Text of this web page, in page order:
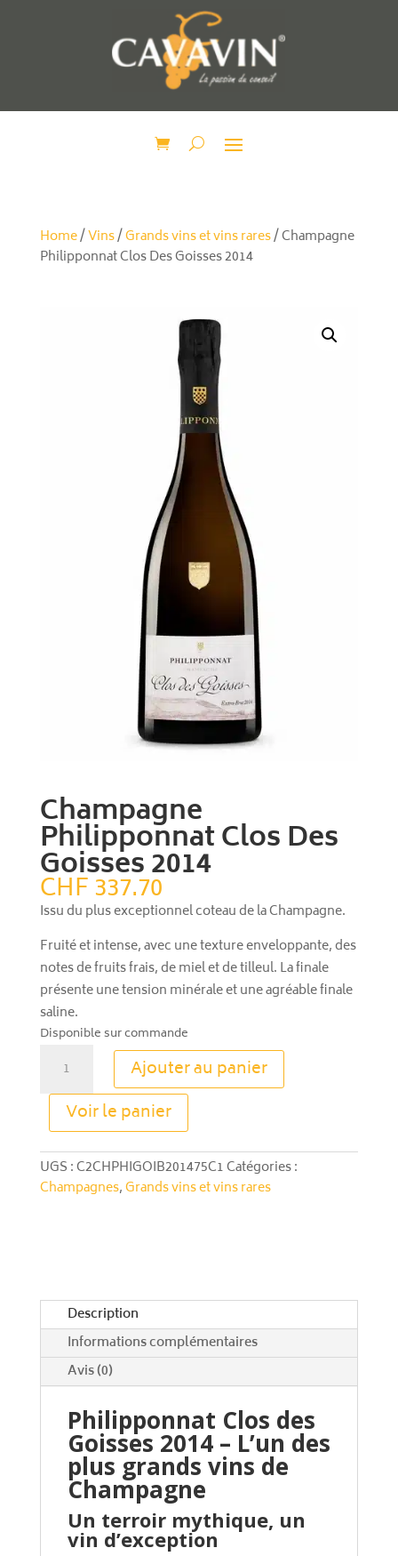
Home/Vins/Grands vins et vins rares/ Champagne
Philipponnat Clos Des Goisses 2014
Champagne
Philipponnat Clos Des
Goisses 2014
CHF337.70
Issu du plus exceptionnel coteau de la Champagne.
Fruité et intense, avec une texture enveloppante, des
notes de fruits frais, de miel et de tilleul. La finale
présente une tension minérale et une agréable finale
saline.
Disponible sur commande
Champagne
Philipponnat
Clos
Des
Goisses
2014
Ajouter au panier
Voir le panier
l
e
r
:
UGS :C2CHPHIGOIB201475C1Catégories :
Champagnes,Grands vins et vins rares
Description
Informations complémentaires
Avis (0)
Philipponnat Clos des
Goisses 2014 – L’un des
plus grands vins de
Champagne
Un terroir mythique, un
vin d’exception